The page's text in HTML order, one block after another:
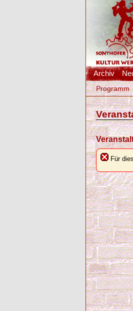
Archiv
Programm
Für